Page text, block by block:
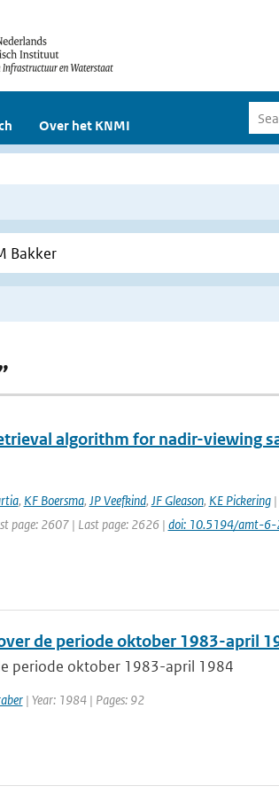
Over het KNMI
algorithm for nadir-viewing
, KF Boersma, JP Veefkind, JF Gleason, KE Pickering|
page: 2607 | Last page: 2626 | doi: 10.5194/amt-
de periode oktober 1983-april
periode oktober 1983-april 1984
| Year: 1984 | Pages: 92